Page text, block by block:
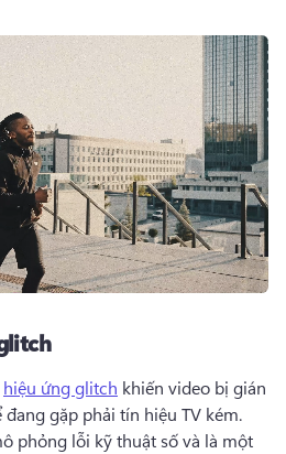
hiệu ứng glitch khiến video bị gián
phỏng lỗi kỹ thuật số và là một